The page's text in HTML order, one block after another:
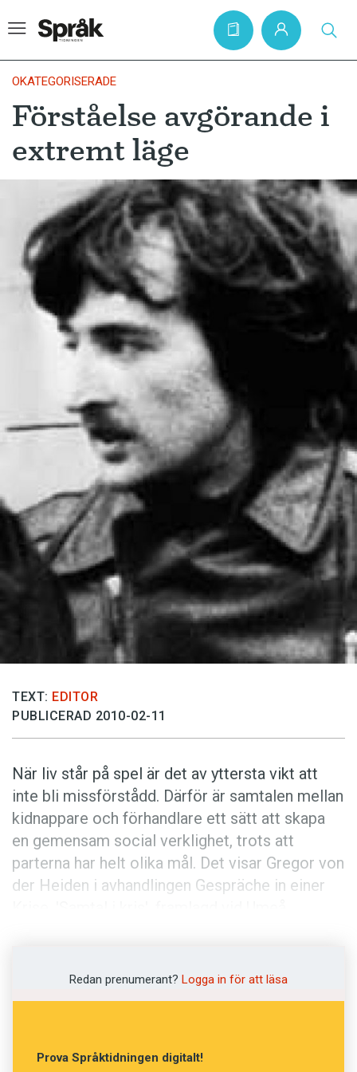
Hem
Artiklar
Krönikor
Språkfrågor
Skrivtips
Bokrecensioner
Kviss
Podden
Anmäl till språkpolisen
Föreslå nyord
Annonsera
Prenumerera
Läs Språktidningen digitalt
Press
OKATEGORISERADE
Förståelse avgörande i
extremt läge
TEXT: EDITOR
PUBLICERAD 2010-02-11
När liv står på spel är det av yttersta vikt att
inte bli missförstådd. Därför är samtalen mellan
kidnappare och förhandlare ett sätt att skapa
en gemensam social verklighet, trots att
parterna har helt olika mål. Det visar Gregor von
der Heiden i avhandlingen Gespräche in einer
under Röda armé-fraktionens (RAF) ockupation
av den västtyska ambassaden i Stockholm
"Vårt ultimatum kvarstår precis som tidigare",
Redan prenumerant? Logga in för att läsa
Prova Språktidningen digitalt!